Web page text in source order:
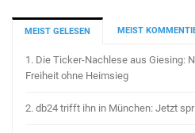
MEIST GELESEN MEIST
1. Die Ticker-Nachlese aus Giesing:
Freiheit ohne Heimsieg
2. db24 trifft ihn in München: Jetzt